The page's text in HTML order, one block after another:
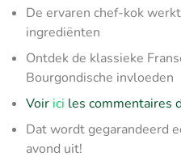
De ervaren chef-kok
ingrediënten
Ontdek de klassieke
Bourgondische invloeden
Voir ici les commentaires
Dat wordt gegarandeerd
avond uit!